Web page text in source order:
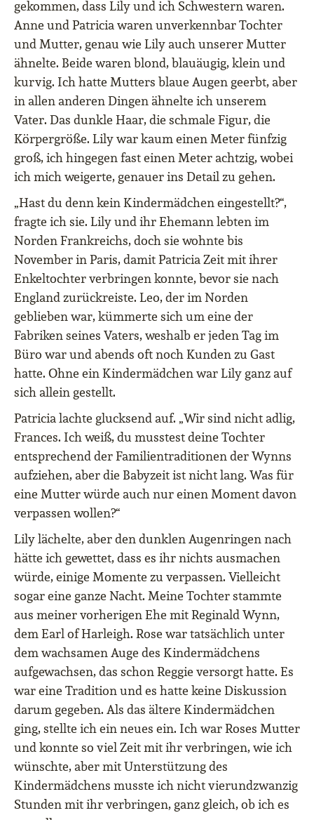
gekommen, dass Lily und ich Schwestern waren.
Anne und Patricia waren unverkennbar Tochter
und Mutter, genau wie Lily auch unserer Mutter
ähnelte. Beide waren blond, blauäugig, klein und
kurvig. Ich hatte Mutters blaue Augen geerbt, aber
in allen anderen Dingen ähnelte ich unserem
Vater. Das dunkle Haar, die schmale Figur, die
Körpergröße. Lily war kaum einen Meter fünfzig
groß, ich hingegen fast einen Meter achtzig, wobei
ich mich weigerte, genauer ins Detail zu gehen.
„Hast du denn kein Kindermädchen eingestellt?“,
fragte ich sie. Lily und ihr Ehemann lebten im
Norden Frankreichs, doch sie wohnte bis
November in Paris, damit Patricia Zeit mit ihrer
Enkeltochter verbringen konnte, bevor sie nach
England zurückreiste. Leo, der im Norden
geblieben war, kümmerte sich um eine der
Fabriken seines Vaters, weshalb er jeden Tag im
Büro war und abends oft noch Kunden zu Gast
hatte. Ohne ein Kindermädchen war Lily ganz auf
sich allein gestellt.
Patricia lachte glucksend auf. „Wir sind nicht adlig,
Frances. Ich weiß, du musstest deine Tochter
entsprechend der Familientraditionen der Wynns
aufziehen, aber die Babyzeit ist nicht lang. Was für
eine Mutter würde auch nur einen Moment davon
verpassen wollen?“
Lily lächelte, aber den dunklen Augenringen nach
hätte ich gewettet, dass es ihr nichts ausmachen
würde, einige Momente zu verpassen. Vielleicht
sogar eine ganze Nacht. Meine Tochter stammte
aus meiner vorherigen Ehe mit Reginald Wynn,
dem Earl of Harleigh. Rose war tatsächlich unter
dem wachsamen Auge des Kindermädchens
aufgewachsen, das schon Reggie versorgt hatte. Es
war eine Tradition und es hatte keine Diskussion
darum gegeben. Als das ältere Kindermädchen
ging, stellte ich ein neues ein. Ich war Roses Mutter
und konnte so viel Zeit mit ihr verbringen, wie ich
wünschte, aber mit Unterstützung des
Kindermädchens musste ich nicht vierundzwanzig
Stunden mit ihr verbringen, ganz gleich, ob ich es